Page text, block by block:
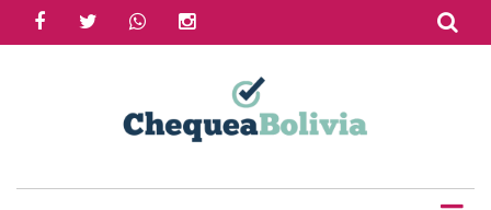
facebooktwitter whatsapp